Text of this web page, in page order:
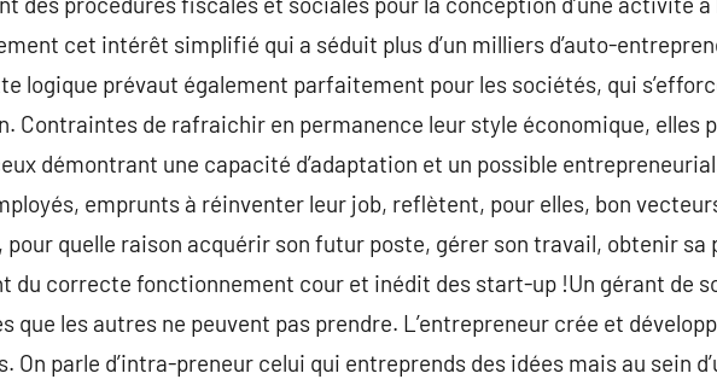
cet intérêt simplifié qui a séduit plus d’un milliers d’auto-
logique prévaut également parfaitement pour les sociétés, qui
Contraintes de rafraichir en permanence leur style économique, elles
démontrant une capacité d’adaptation et un possible
emprunts à réinventer leur job, reflètent, pour elles, bon
pour quelle raison acquérir son futur poste, gérer son travail, obtenir sa
du correcte fonctionnement cour et inédit des start-up !Un gérant de
que les autres ne peuvent pas prendre. L’entrepreneur crée et
On parle d’intra-preneur celui qui entreprends des idées mais au sein